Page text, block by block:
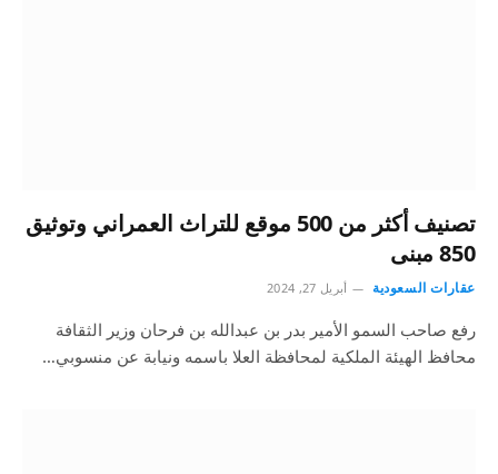
تصنيف أكثر من 500 موقع للتراث العمراني وتوثيق
850 مبنى
عقارات السعودية أبريل 27, 2024
رفع صاحب السمو الأمير بدر بن عبدالله بن فرحان وزير الثقافة
محافظ الهيئة الملكية لمحافظة العلا باسمه ونيابة عن منسوبي…